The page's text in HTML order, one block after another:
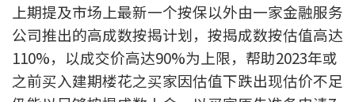
中原按揭标签优惠
推荐齐齐友赏
按揭工具
上期提及市场上最新一个按保以外由一家金融服务
公司推出的高成数按揭计划，按揭成数按估值高达
110%，以成交价高达90%为上限，帮助2023年或
之前买入建期楼花之买家因估值下跌出现估价不足